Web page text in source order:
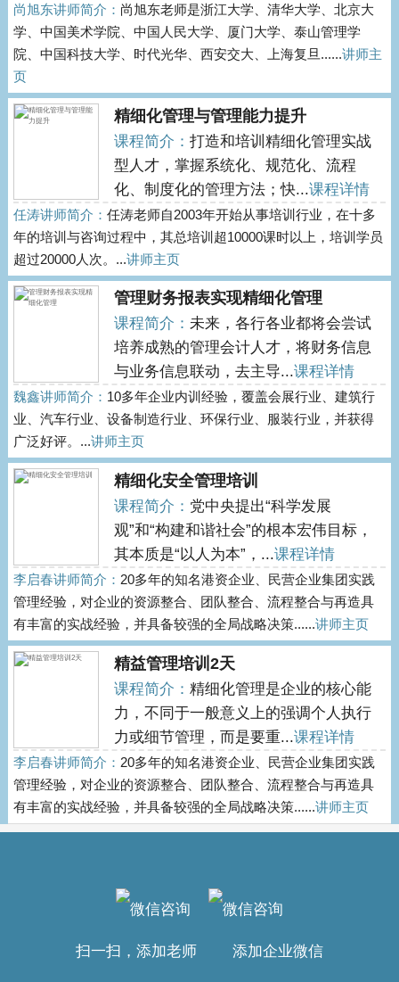
尚旭东讲师简介： 尚旭东老师是浙江大学、清华大学、北京大
学、中国美术学院、中国人民大学、厦门大学、泰山管理学
院、中国科技大学、时代光华、西安交大、上海复旦......讲师主
页
精细化管理与管理能力提升
课程简介：打造和培训精细化管理实战
型人才，掌握系统化、规范化、流程
化、制度化的管理方法；快...课程详情
任涛讲师简介： 任涛老师自2003年开始从事培训行业，在十多
年的培训与咨询过程中，其总培训超10000课时以上，培训学员
超过20000人次。...讲师主页
管理财务报表实现精细化管理
课程简介：未来，各行各业都将会尝试
培养成熟的管理会计人才，将财务信息
与业务信息联动，去主导...课程详情
魏鑫讲师简介： 10多年企业内训经验，覆盖会展行业、建筑行
业、汽车行业、设备制造行业、环保行业、服装行业，并获得
广泛好评。...讲师主页
精细化安全管理培训
课程简介： 党中央提出“科学发展
观”和“构建和谐社会”的根本宏伟目标，
其本质是“以人为本”，...课程详情
李启春讲师简介： 20多年的知名港资企业、民营企业集团实践
管理经验，对企业的资源整合、团队整合、流程整合与再造具
有丰富的实战经验，并具备较强的全局战略决策......讲师主页
精益管理培训2天
课程简介：精细化管理是企业的核心能
力，不同于一般意义上的强调个人执行
力或细节管理，而是要重...课程详情
李启春讲师简介： 20多年的知名港资企业、民营企业集团实践
管理经验，对企业的资源整合、团队整合、流程整合与再造具
有丰富的实战经验，并具备较强的全局战略决策......讲师主页
扫一扫，添加老师 添加企业微信